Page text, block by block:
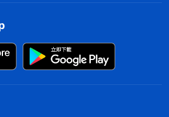
，我就是神揭露的這類寶愛肉體
本分貪享肉體安逸，做什麽都不
點輕鬆容易的活兒，就這樣一天
樣整天吃飽喝足睡大覺，没有思
我對待本分没有負擔、不思進取